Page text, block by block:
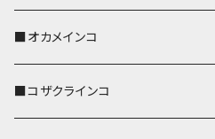
キーホルダー
パスケース
キーカバー
キーホルダー
■オカメインコ
キーカバー
■コザクラインコ